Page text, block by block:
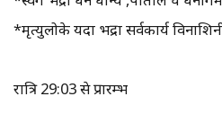
*मृत्युलोके यदा भद्रा सर्वकार्य
रात्रि 29:03 से प्रारम्भ